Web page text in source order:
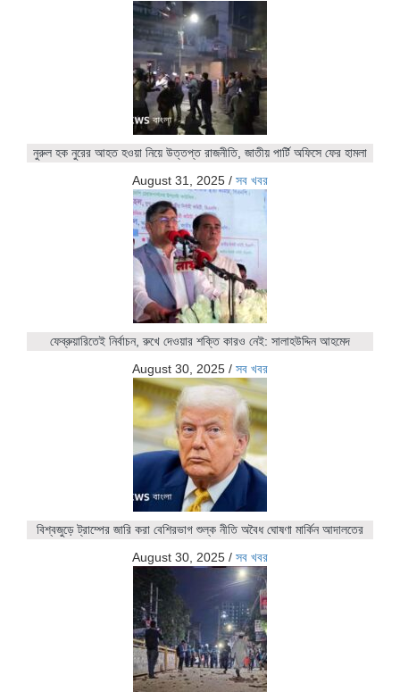
নুরুল হক নুরের আহত হওয়া নিয়ে উত্তপ্ত রাজনীতি, জাতীয় পার্টি অফিসে ফের হামলা
August 31, 2025 / সব খবর
ফেব্রুয়ারিতেই নির্বাচন, রুখে দেওয়ার শক্তি কারও নেই: সালাহউদ্দিন আহমেদ
August 30, 2025 / সব খবর
বিশ্বজুড়ে ট্রাম্পের জারি করা বেশিরভাগ শুল্ক নীতি অবৈধ ঘোষণা মার্কিন আদালতের
August 30, 2025 / সব খবর